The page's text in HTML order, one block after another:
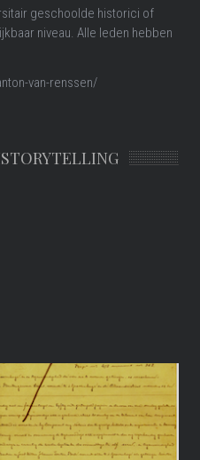
geschoolde historici of
niveau. Alle leden hebben
van-renssen/